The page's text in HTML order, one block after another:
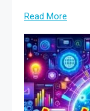
イ
ン
名
や
登
録
Read More
more
about
ム
ー
ム